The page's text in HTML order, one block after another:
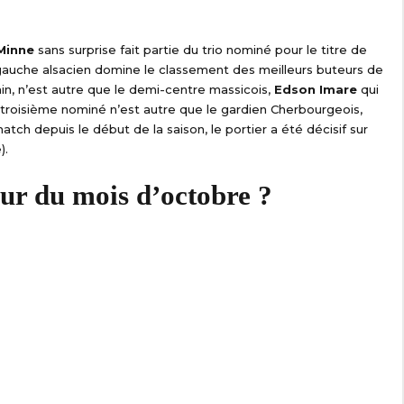
sans surprise fait partie du trio nominé pour le titre de
alsacien domine le classement des meilleurs buteurs de
n’est autre que le demi-centre massicois, Edson Imare qui
nominé n’est autre que le gardien Cherbourgeois,
depuis le début de la saison, le portier a été décisif sur
du mois d’octobre ?